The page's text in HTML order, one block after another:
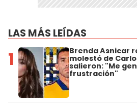
LAS MÁS LEÍDAS
1 Brenda Asnicar
molestó de
salieron: "Me
frustración"